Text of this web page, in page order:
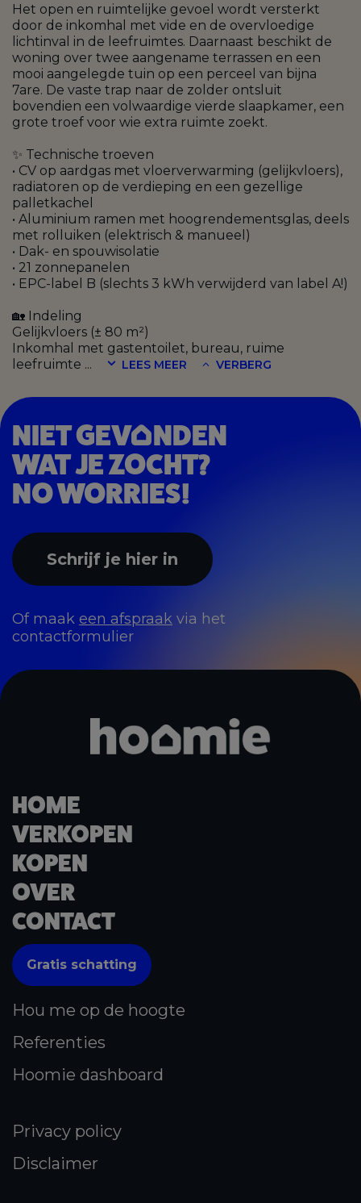
Het open en ruimtelijke gevoel wordt versterkt
door de inkomhal met vide en de overvloedige
lichtinval in de leefruimtes. Daarnaast beschikt de
woning over twee aangename terrassen en een
mooi aangelegde tuin op een perceel van bijna
7are. De vaste trap naar de zolder ontsluit
bovendien een volwaardige vierde slaapkamer, een
grote troef voor wie extra ruimte zoekt.
✨ Technische troeven
• CV op aardgas met vloerverwarming (gelijkvloers),
radiatoren op de verdieping en een gezellige
palletkachel
• Aluminium ramen met hoogrendementsglas, deels
met rolluiken (elektrisch & manueel)
• Dak- en spouwisolatie
• 21 zonnepanelen
• EPC-label B (slechts 3 kWh verwijderd van label A!)
🏡 Indeling
Gelijkvloers (± 80 m²)
Inkomhal met gastentoilet, bureau, ruime
leefruimte ... LEES MEER VERBERG
NIET GEV
NDEN
WAT JE ZOCHT?
NO WORRIES!
Of maak een afspraak via het
contactformulier
Schrijf je hier in
HOME
VERKOPEN
KOPEN
OVER
CONTACT
Gratis schatting
Hou me op de hoogte
Referenties
Hoomie dashboard
Privacy policy
Disclaimer